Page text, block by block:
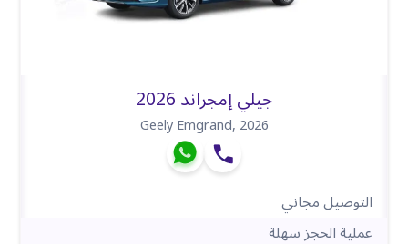
جيلي إمجراند 2026
Geely Emgrand,2026
التوصيل مجاني
عملية الحجز سهلة